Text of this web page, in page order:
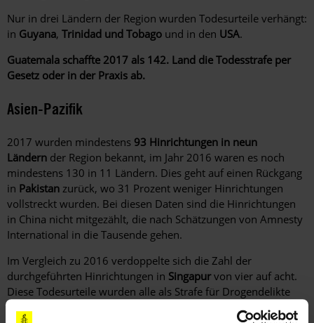
Nur in drei Ländern der Region wurden Todesurteile verhängt:
in Guyana, Trinidad und Tobago und in den USA.
Guatemala schaffte 2017 als 142. Land die Todesstrafe per
Gesetz oder in der Praxis ab.
Asien-Pazifik
2017 wurden mindestens 93 Hinrichtungen in neun
Ländern der Region bekannt, im Jahr 2016 waren es noch
mindestens 130 in 11 Ländern. Dies geht auf einen Rückgang
in Pakistan zurück, wo 31 Prozent weniger Hinrichtungen
vollstreckt wurden. Bei diesen Daten sind die Hinrichtungen
in China nicht mitgezählt, die nach Schätzungen von Amnesty
International in die Tausende gehen.
Im Vergleich zu 2016 verdoppelte sich die Zahl der
durchgeführten Hinrichtungen in Singapurvon vier auf acht.
Diese Todesurteile wurden alle als Strafe für Drogendelikte